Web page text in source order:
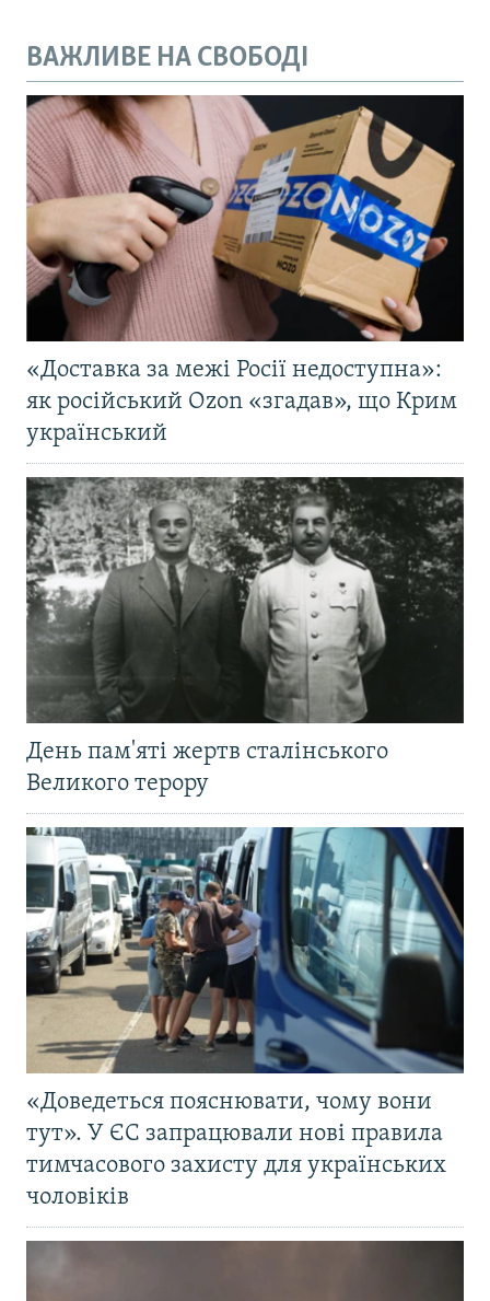
ВАЖЛИВЕ НА СВОБОДІ
«Доставка за межі Росії недоступна»:
як російський Ozon «згадав», що Крим
український
День пам'яті жертв сталінського
Великого терору
«Доведеться пояснювати, чому вони
тут». У ЄС запрацювали нові правила
тимчасового захисту для українських
чоловіків